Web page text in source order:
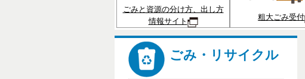
ごみと資源の分け方、出し方
情報サイト
粗大ごみ受付
ごみ・リサイクル